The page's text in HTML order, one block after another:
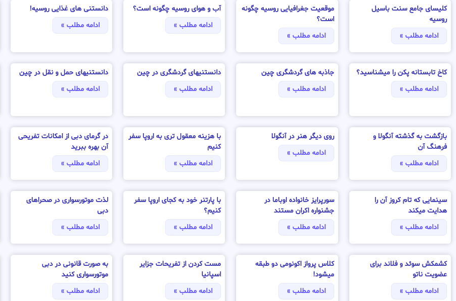
کلیسای جامع سنت باسیل
روسیه
ادامه مطلب »
موقعیت جغرافیایی روسیه چگونه
است؟
ادامه مطلب »
آب و هوای روسیه چگونه است؟
ادامه مطلب »
دانستنی های غذایی روسیه!
ادامه مطلب »
کاخ تابستانه پکن را میشناسید؟
ادامه مطلب »
جاذبه های گردشگری چین
ادامه مطلب »
دانستنیهای گردشگری در چین
ادامه مطلب »
دانستنیهای حمل و نقل در چین
ادامه مطلب »
بازگشت به گذشته آنگولا و
فرهنگ آن
ادامه مطلب »
روی دیگر هنر در آنگولا
ادامه مطلب »
با هزینه معقول تری به اروپا سفر
کنیم
ادامه مطلب »
در گرمای دبی از امکانات تفریحی
آن بهره ببرید
ادامه مطلب »
سینمایی که تام کروز آن را
هدایت میکند
ادامه مطلب »
سورپرایز خانواده اوباما در
جشنواره اکران مستند
ادامه مطلب »
با پارتنر خود به کجای اروپا سفر
کنیم؟
ادامه مطلب »
لذت موتورسواری در صحراهای
دبی
ادامه مطلب »
کشمکش سوئد و فلاند برای
عضویت ناتو
ادامه مطلب »
کلاس پرواز اکونومی دو طبقه
میشود!
ادامه مطلب »
مست کردن از تفریحات جزایر
اسپانیا
ادامه مطلب »
به صورت قانونی در دبی
موتورسواری کنید
ادامه مطلب »